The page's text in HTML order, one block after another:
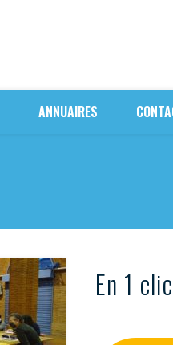
ANNUAIRES
En 1